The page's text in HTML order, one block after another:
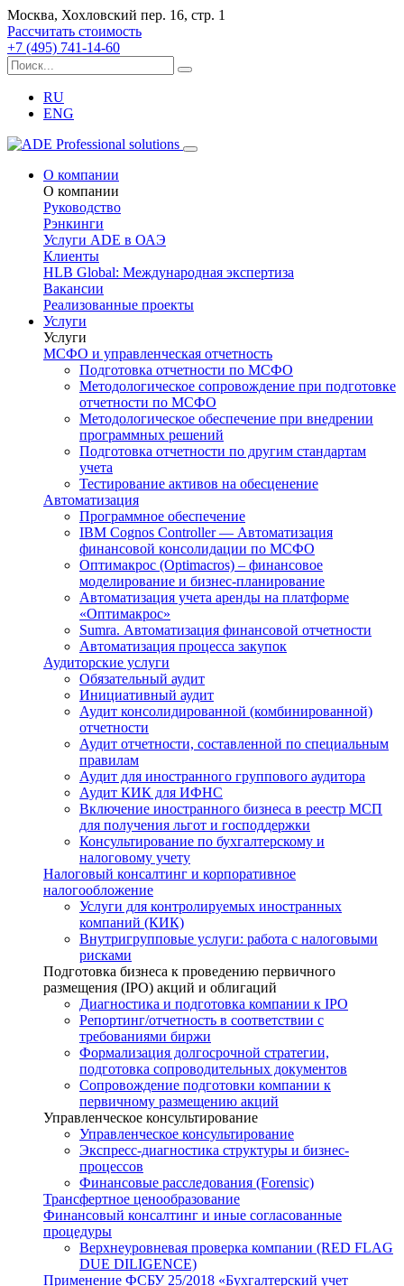
Москва, Хохловский пер. 16, стр. 1
Рассчитать стоимость
+7 (495) 741-14-60
RU
ENG
О компании
О компании
Руководство
Рэнкинги
Услуги ADE в ОАЭ
Клиенты
HLB Global: Международная экспертиза
Вакансии
Реализованные проекты
Услуги
Услуги
МСФО и управленческая отчетность
Подготовка отчетности по МСФО
Методологическое сопровождение при подготовке
отчетности по МСФО
Методологическое обеспечение при внедрении
программных решений
Подготовка отчетности по другим стандартам
учета
Тестирование активов на обесценение
Автоматизация
Программное обеспечение
IBM Cognos Controller — Автоматизация
финансовой консолидации по МСФО
Оптимакрос (Optimacros) – финансовое
моделирование и бизнес-планирование
Автоматизация учета аренды на платформе
«Оптимакрос»
Sumra. Автоматизация финансовой отчетности
Автоматизация процесса закупок
Аудиторские услуги
Обязательный аудит
Инициативный аудит
Аудит консолидированной (комбинированной)
отчетности
Аудит отчетности, составленной по специальным
правилам
Аудит для иностранного группового аудитора
Аудит КИК для ИФНС
Включение иностранного бизнеса в реестр МСП
для получения льгот и господдержки
Консультирование по бухгалтерскому и
налоговому учету
Налоговый консалтинг и корпоративное
налогообложение
Услуги для контролируемых иностранных
компаний (КИК)
Внутригрупповые услуги: работа с налоговыми
рисками
Подготовка бизнеса к проведению первичного
размещения (IPO) акций и облигаций
Диагностика и подготовка компании к IPO
Репортинг/отчетность в соответствии с
требованиями биржи
Формализация долгосрочной стратегии,
подготовка сопроводительных документов
Сопровождение подготовки компании к
первичному размещению акций
Управленческое консультирование
Управленческое консультирование
Экспресс-диагностика структуры и бизнес-
процессов
Финансовые расследования (Forensic)
Трансфертное ценообразование
Финансовый консалтинг и иные согласованные
процедуры
Верхнеуровневая проверка компании (RED FLAG
DUE DILIGENCE)
Применение ФСБУ 25/2018 «Бухгалтерский учет